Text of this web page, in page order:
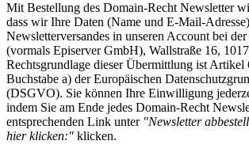
Mit Bestellung des Domain-Recht Newsletter
dass wir Ihre Daten (Name und E-Mail-
Newsletterversandes in unseren Account bei
(vormals Episerver GmbH), Wallstraße 16,
Rechtsgrundlage dieser Übermittlung ist Artikel
Buchstabe a) der Europäischen
(DSGVO). Sie können Ihre Einwilligung
indem Sie am Ende jedes Domain-Recht
entsprechenden Link unter "Newsletter
hier klicken:" klicken.